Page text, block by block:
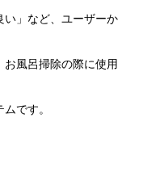
い」など、ユーザーか
風呂掃除の際に使用
です。